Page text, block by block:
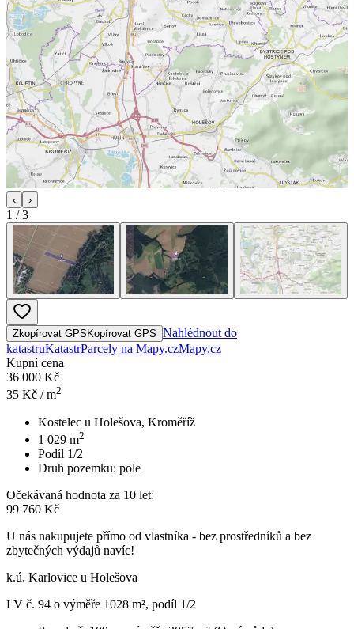
‹ ›
1 /3
Zkopírovat GPS Kopírovat GPS Nahlédnout do
katastruKatastrParcely na Mapy.czMapy.cz
Kupní cena
36 000 Kč
35 Kč / m2
Kostelec u Holešova, Kroměříž
1 029 m2
Podíl 1/2
Druh pozemku: pole
Očekávaná hodnota za 10 let:
99 760 Kč
U nás nakupujete přímo od vlastníka - bez prostředníků a bez
zbytečných výdajů navíc!
k.ú. Karlovice u Holešova
LV č. 94 o výměře 1028 m², podíl 1/2